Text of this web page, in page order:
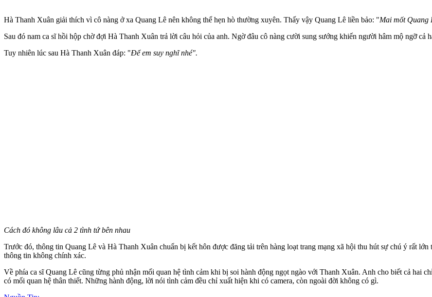
Hà Thanh Xuân giải thích vì cô nàng ở xa Quang Lê nên không thể hẹn hò thường xuyên. Thấy vậy Quang Lê liền bảo: "Mai mốt Quang
Sau đó nam ca sĩ hồi hộp chờ đợi Hà Thanh Xuân trả lời câu hỏi của anh. Ngờ đâu cô nàng cười sung sướng khiến người hâm mộ ngỡ cả
Tuy nhiên lúc sau Hà Thanh Xuân đáp: "Để em suy nghĩ nhé".
Cách đó không lâu cả 2 tình tứ bên nhau
Trước đó, thông tin Quang Lê và Hà Thanh Xuân chuẩn bị kết hôn được đăng tải trên hàng loạt trang mạng xã hội thu hút sự chú ý rất
thông tin không chính xác.
Về phía ca sĩ Quang Lê cũng từng phủ nhận mối quan hệ tình cảm khi bị soi hành động ngọt ngào với Thanh Xuân. Anh cho biết cả hai
có mối quan hệ thân thiết. Những hành động, lời nói tình cảm đều chỉ xuất hiện khi có camera, còn ngoài đời không có gì.